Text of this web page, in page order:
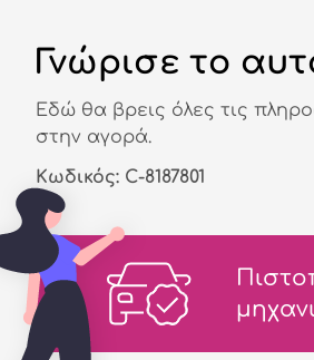
Γνώρισε το
Εδώ θα βρεις όλες τις
στην αγορά.
Κωδικός: C-8187801